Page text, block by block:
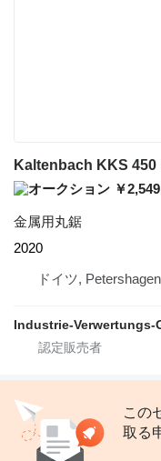
Kaltenbach KKS 450
￥
金属用丸鋸
2020
ドイツ, Petershagen
Industrie-Verwertungs-
この
取る